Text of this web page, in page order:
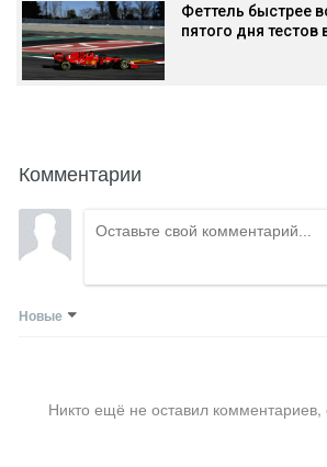
Феттель быстрее
пятого дня тестов
Комментарии
Новые
Никто ещё не оставил комментариев,